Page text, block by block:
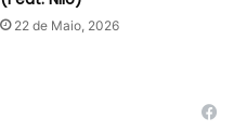
22 de Maio, 2026